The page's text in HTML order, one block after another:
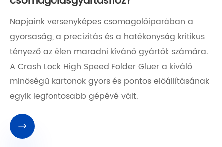
Napjaink versenyképes csomagolóiparában a
gyorsaság, a precizitás és a hatékonyság kritikus
tényező az élen maradni kívánó gyártók számára.
A Crash Lock High Speed ​​Folder Gluer a kiváló
minőségű kartonok gyors és pontos előállításának
egyik legfontosabb gépévé vált.
